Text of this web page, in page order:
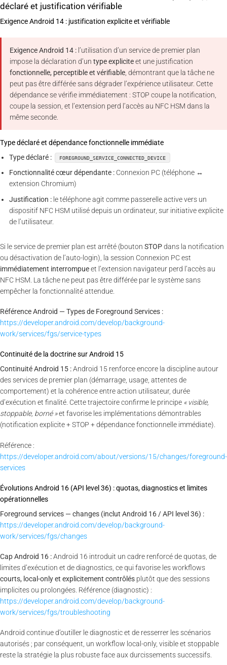
déclaré et justification vérifiable
Exigence Android 14 : justification explicite et vérifiable
Exigence Android 14 : l’utilisation d’un service de premier plan
impose la déclaration d’un type expliciteet une justification
fonctionnelle, perceptible et vérifiable , démontrant que la tâche ne
peut pas être différée sans dégrader l’expérience utilisateur. Cette
dépendance se vérifie immédiatement : STOP coupe la notification,
coupe la session, et l’extension perd l’accès au NFC HSM dans la
même seconde.
Type déclaré et dépendance fonctionnelle immédiate
Type déclaré :
FOREGROUND_SERVICE_CONNECTED_DEVICE
Fonctionnalité cœur dépendante : Connexion PC (téléphone ↔
extension Chromium)
Justification : le téléphone agit comme passerelle active vers un
dispositif NFC HSM utilisé depuis un ordinateur, sur initiative explicite
de l’utilisateur.
Si le service de premier plan est arrêté (bouton STOPdans la notification
ou désactivation de l’auto-login), la session Connexion PC est
immédiatement interrompueet l’extension navigateur perd l’accès au
NFC HSM. La tâche ne peut pas être différée par le système sans
empêcher la fonctionnalité attendue.
Référence Android — Types de Foreground Services :
https://developer.android.com/develop/background-
work/services/fgs/service-types
Continuité de la doctrine sur Android 15
Continuité Android 15 :Android 15 renforce encore la discipline autour
des services de premier plan (démarrage, usage, attentes de
comportement) et la cohérence entre action utilisateur, durée
d’exécution et finalité. Cette trajectoire confirme le principe « visible,
stoppable, borné »et favorise les implémentations démontrables
(notification explicite + STOP + dépendance fonctionnelle immédiate).
Référence :
https://developer.android.com/about/versions/15/changes/foreground-
services
Évolutions Android 16 (API level 36) : quotas, diagnostics et limites
opérationnelles
Foreground services — changes (inclut Android 16 / API level 36) :
https://developer.android.com/develop/background-
work/services/fgs/changes
Cap Android 16 :Android 16 introduit un cadre renforcé de quotas, de
limites d’exécution et de diagnostics, ce qui favorise les workflows
courts, local-only et explicitement contrôlés plutôt que des sessions
implicites ou prolongées. Référence (diagnostic) :
https://developer.android.com/develop/background-
work/services/fgs/troubleshooting
Android continue d’outiller le diagnostic et de resserrer les scénarios
autorisés ; par conséquent, un workflow local-only, visible et stoppable
reste la stratégie la plus robuste face aux durcissements successifs.